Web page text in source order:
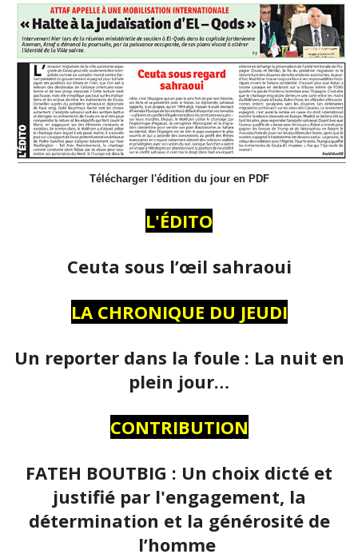
Télécharger l'édition du jour en PDF
L'ÉDITO
Ceuta sous l’œil sahraoui
LA CHRONIQUE DU JEUDI
Un reporter dans la foule : La nuit en
plein jour…
CONTRIBUTION
FATEH BOUTBIG : Un choix dicté et
justifié par l'engagement, la
détermination et la générosité de
l’homme